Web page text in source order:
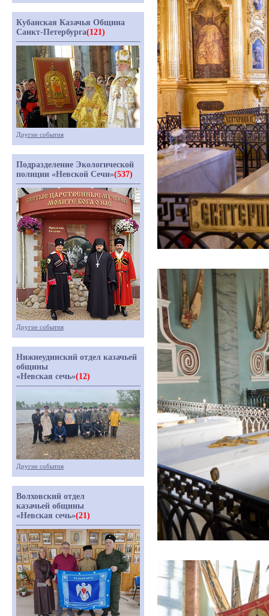
Кубанская Казачья Община
Санкт-Петербурга(121)
Другие события
Подразделение Экологической
полиции «Невской Сечи»(537)
Другие события
Нижнеудинский отдел казачьей
общины
«Невская сечь»(12)
Другие события
Волховский отдел
казачьей общины
«Невская сечь»(21)